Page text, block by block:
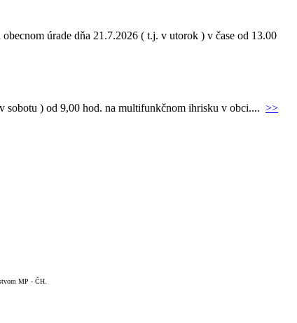
úrade dňa 21.7.2026 ( t.j. v utorok ) v čase od 13.00
sobotu ) od 9,00 hod. na multifunkčnom ihrisku v obci.... >>
MP - ČH.